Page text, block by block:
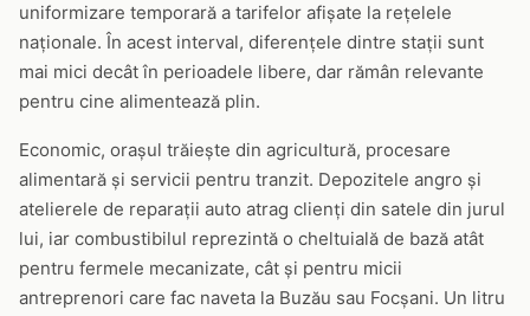
uniformizare temporară a tarifelor afișate la rețelele
naționale. În acest interval, diferențele dintre stații sunt
mai mici decât în perioadele libere, dar rămân relevante
pentru cine alimentează plin.
Economic, orașul trăiește din agricultură, procesare
alimentară și servicii pentru tranzit. Depozitele angro și
atelierele de reparații auto atrag clienți din satele din jurul
lui, iar combustibilul reprezintă o cheltuială de bază atât
pentru fermele mecanizate, cât și pentru micii
antreprenori care fac naveta la Buzău sau Focșani. Un litru